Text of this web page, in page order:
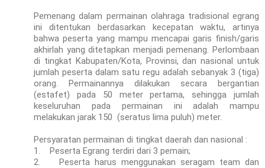
Pemenang dalam permainan olahraga tradisional egrang
ini ditentukan berdasarkan kecepatan waktu, artinya
bahwa peserta yang mampu mencapai garis finish/garis
akhirlah yang ditetapkan menjadi pemenang. Perlombaan
di tingkat Kabupaten/Kota, Provinsi, dan nasional untuk
jumlah peserta dalam satu regu adalah sebanyak 3 (tiga)
orang. Permainannya dilakukan secara bergantian
(estafet) pada 50 meter pertama, sehingga jumlah
keseluruhan pada permainan ini adalah mampu
melakukan jarak 150 (seratus lima puluh) meter.
Persyaratan permainan di tingkat daerah dan nasional :
1.
Peserta Egrang terdiri dari 3 pemain;
2.
Peserta harus menggunakan seragam team dan